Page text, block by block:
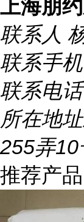
上海朋
联系人
联系手机
联系电话
所在地址
255弄10
推荐产品